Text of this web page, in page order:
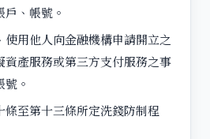
、帳號。
使用他人向金融機構申請開立之
資產服務或第三方支付服務之事
。
條至第十三條所定洗錢防制程